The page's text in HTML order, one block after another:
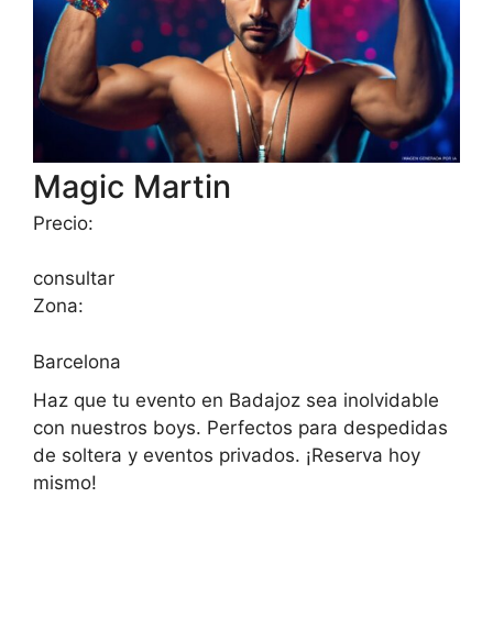
Magic Martin
Precio:
consultar
Zona:
Barcelona
Haz que tu evento en Badajoz sea inolvidable
con nuestros boys. Perfectos para despedidas
de soltera y eventos privados. ¡Reserva hoy
mismo!